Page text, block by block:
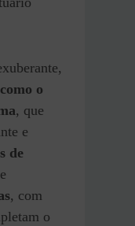
o
, que
e
de
e
, com
o